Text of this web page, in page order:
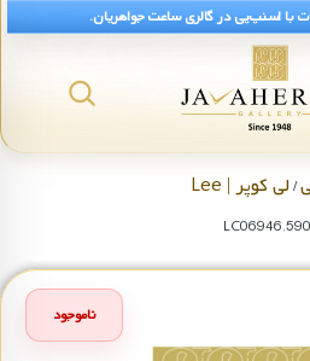
با اسنپ‌پی در گالری ساعت جواهریان.
/
لی کوپر | Lee
ناموجود